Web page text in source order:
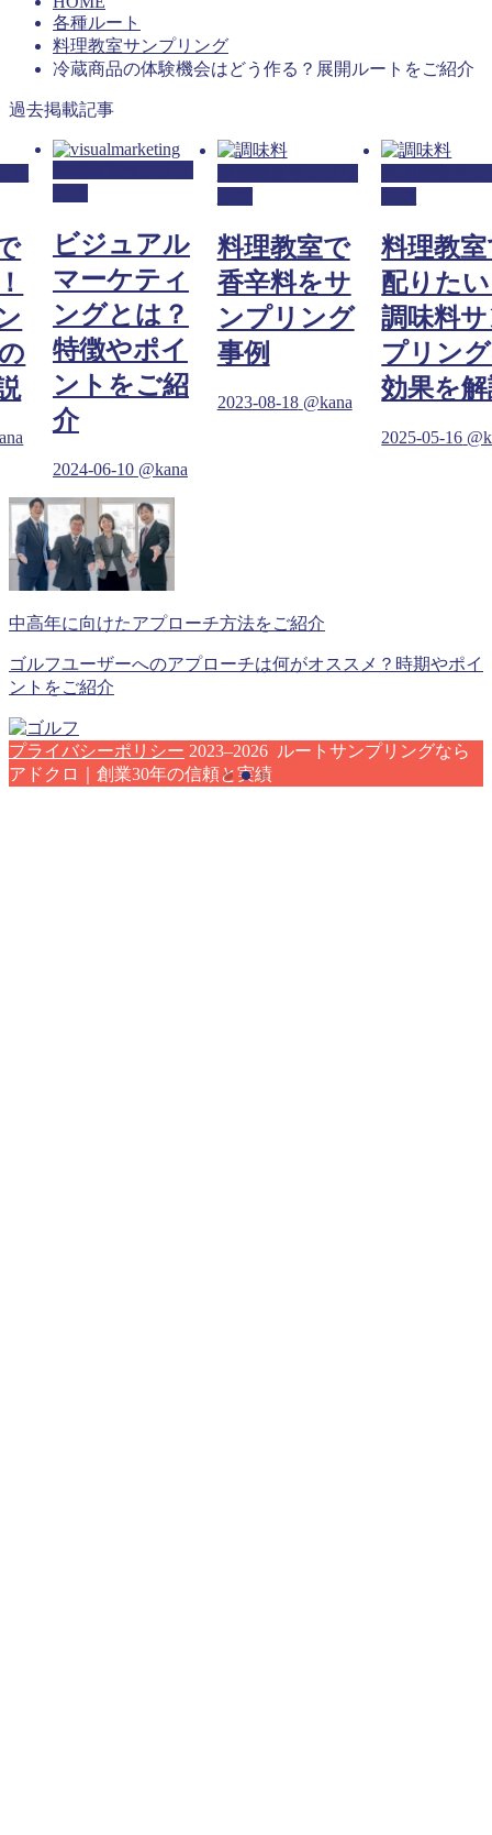
各種ルート
料理教室サンプリング
冷蔵商品の体験機会はどう作る？展開ルートをご紹介
過去掲載記事
ビジュアル
マーケティ
ングとは？
特徴やポイ
ントをご紹
介
2024-06-10 @kana
料理教室で
香辛料をサ
ンプリング
事例
2023-08-18 @kana
料理教
配りた
調味料
プリン
効果を
2025-05-16
中高年に向けたアプローチ方法をご紹介
ゴルフユーザーへのアプローチは何がオススメ？時期やポイ
ントをご紹介
プライバシーポリシー 2023–2026 ルートサンプリングなら
アドクロ｜創業30年の信頼と実績